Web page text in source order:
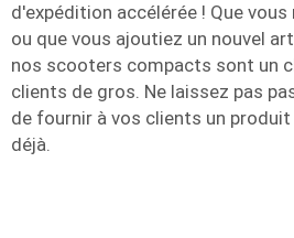
d'expédition accélérée ! Que
ou que vous ajoutiez un nouvel
nos scooters compacts sont un
clients de gros. Ne laissez pas
de fournir à vos clients un
déjà.